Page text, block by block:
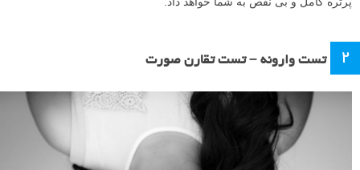
۲ تست وارونه – تست تقارن صورت